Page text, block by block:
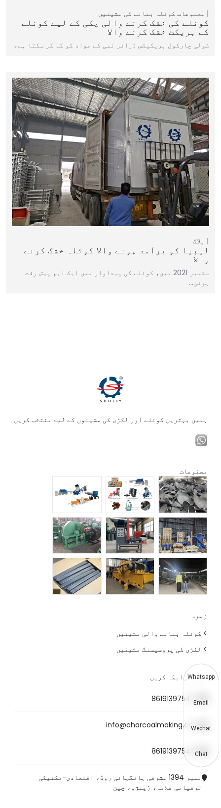
مصنوعات کوئلہ بنانے کی مشینیں
کوئلے کی خشک کرنے والی چکی کے لیے کوئلے
کے بریکٹ خشک کرنے والا
شولی چارکول بریکیٹس ڈرائر نمی کے مواد کو کم کر سکتا ہے...
بلاگ
لیبیا کو برآمد ہونے والا کوئلہ خشک کرنے
والا
ستمبر 2021 میں، کوئلے کی پیداوار میں ایک اہم پیش رفت
ہوئی…
ہمیں بہترین کوئلے اور لکڑی کی مشینوں کے لیے منتخب کریں
مصنوعات
زمرہ
> کوئلہ بنانے والی مشینیں
> لکڑی کی پروسیسنگ مشینیں
ہم سے رابطہ کریں
8619139754781
info@charcoalmaking.com
8619139754781
نمبر 1394 مشرقی ہانگہائی روڈ، اقتصادی-تکنیکی
ترقیاتی علاقہ، ژینژو، چین
Whatsapp
Email
Wechat
Chat